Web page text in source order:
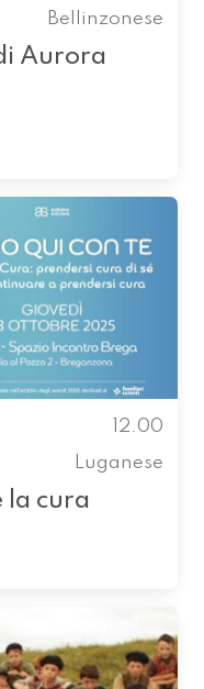
Bellinzonese
Aurora
12.00
Luganese
la cura